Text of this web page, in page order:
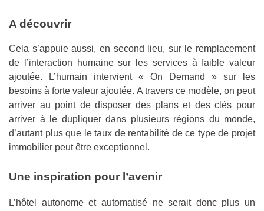
A découvrir
Cela s’appuie aussi, en second lieu, sur le remplacement
de l’interaction humaine sur les services à faible valeur
ajoutée. L’humain intervient « On Demand » sur les
besoins à forte valeur ajoutée. A travers ce modèle, on peut
arriver au point de disposer des plans et des clés pour
arriver à le dupliquer dans plusieurs régions du monde,
d’autant plus que le taux de rentabilité de ce type de projet
immobilier peut être exceptionnel.
Une inspiration pour l’avenir
L’hôtel autonome et automatisé ne serait donc plus un